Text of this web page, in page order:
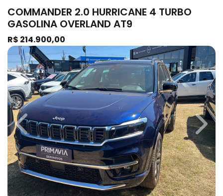
COMMANDER 2.0 HURRICANE 4 TURBO
GASOLINA OVERLAND AT9
R$ 214.900,00
Previous Next